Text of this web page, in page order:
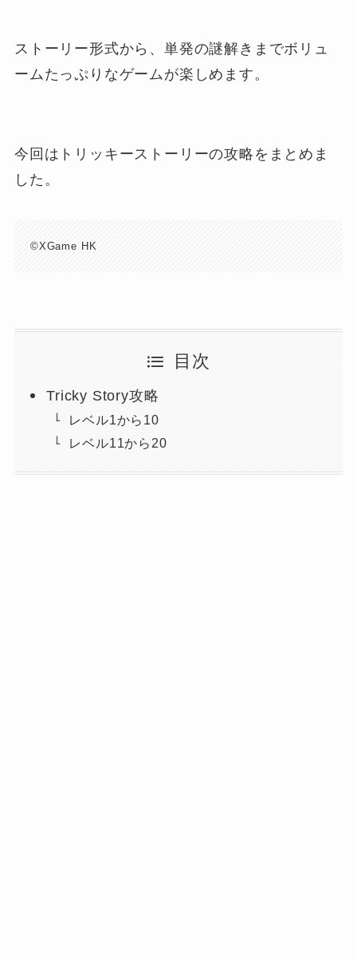
ストーリー形式から、単発の謎解きまでボリュ
ームたっぷりなゲームが楽しめます。
今回はトリッキーストーリーの攻略をまとめま
した。
©XGame HK
目次
Tricky Story攻略
レベル1から10
レベル11から20